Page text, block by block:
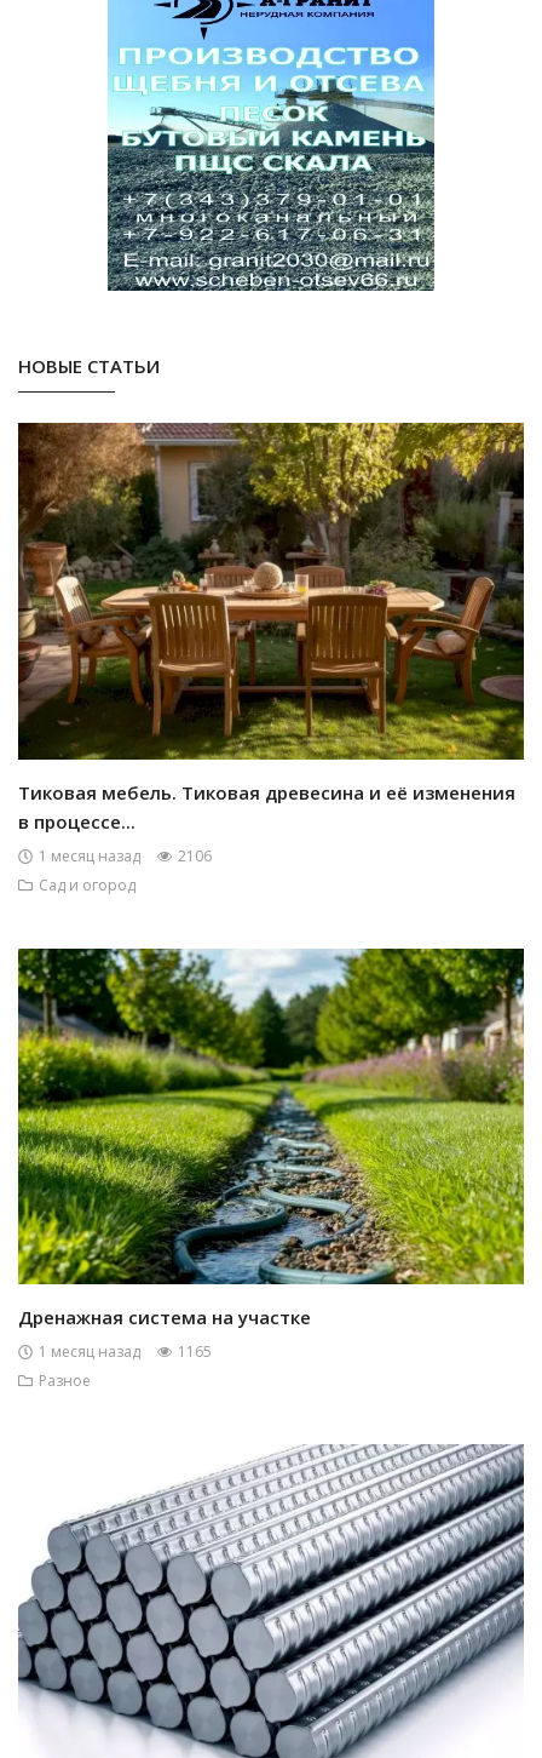
НОВЫЕ СТАТЬИ
Тиковая мебель. Тиковая древесина и её изменения
в процессе...
1 месяц назад
2106
Сад и огород
Дренажная система на участке
1 месяц назад
1165
Разное